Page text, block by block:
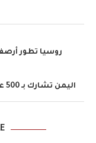
روسيا تطور
اليمن تشارك بـ 500 عنوان في معرض الكويت الدولي للكتاب 47